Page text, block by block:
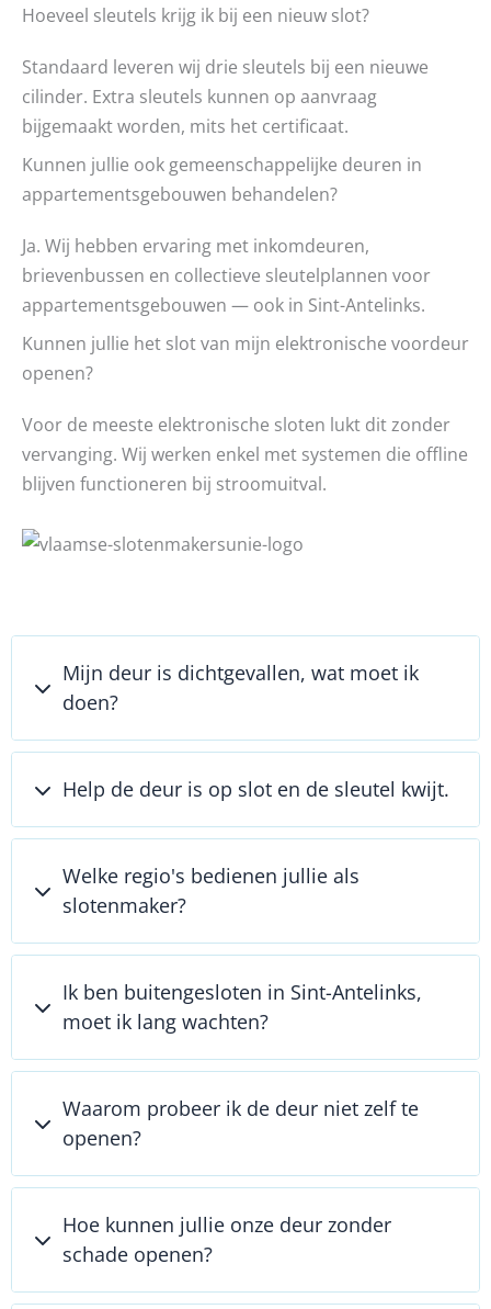
Hoeveel sleutels krijg ik bij een nieuw slot?
Standaard leveren wij drie sleutels bij een nieuwe
cilinder. Extra sleutels kunnen op aanvraag
bijgemaakt worden, mits het certificaat.
Kunnen jullie ook gemeenschappelijke deuren in
appartementsgebouwen behandelen?
Ja. Wij hebben ervaring met inkomdeuren,
brievenbussen en collectieve sleutelplannen voor
appartementsgebouwen — ook in Sint-Antelinks.
Kunnen jullie het slot van mijn elektronische voordeur
openen?
Voor de meeste elektronische sloten lukt dit zonder
vervanging. Wij werken enkel met systemen die offline
blijven functioneren bij stroomuitval.
Mijn deur is dichtgevallen, wat moet ik
doen?
Help de deur is op slot en de sleutel kwijt.
Welke regio's bedienen jullie als
slotenmaker?
Ik ben buitengesloten in Sint-Antelinks,
moet ik lang wachten?
Waarom probeer ik de deur niet zelf te
openen?
Hoe kunnen jullie onze deur zonder
schade openen?